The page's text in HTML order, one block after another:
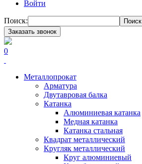
Войти
Поиск:
Поиск
Заказать звонок
0
Металлопрокат
Арматура
Двутавровая балка
Катанка
Алюминиевая катанка
Медная катанка
Катанка стальная
Квадрат металлический
Кругляк металлический
Круг алюминиевый